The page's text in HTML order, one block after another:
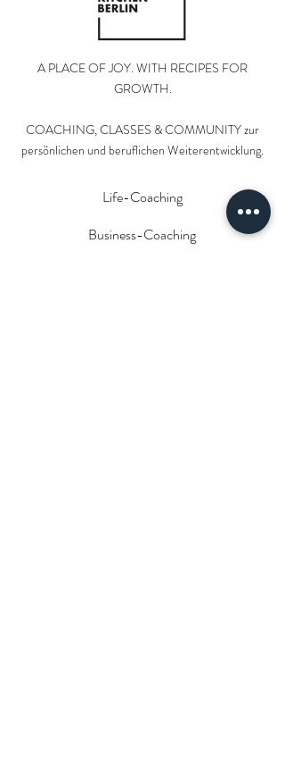
A PLACE OF JOY. WITH RECIPES FOR
GROWTH.
COACHING, CLASSES & COMMUNITY zur
persönlichen und beruflichen Weiterentwicklung.
Life-Coaching
Business-Coaching